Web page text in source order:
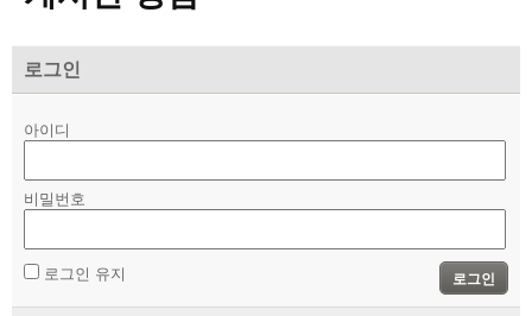
로그인
아이디
비밀번호
로그인 유지 로그인
노동상담
- 게시판 상담
- 바로보기
- 찾아보기
- 전국 노동상담소 안내